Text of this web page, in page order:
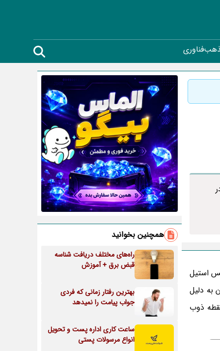
فناوری
کاربرد های ورق استیل 316 در
ترین گرید استنلس استیل
به دلیل
زیبایی شناختی و نقطه ذوب
همچنین بخوانید
راه‌های مختلف دریافت شناسه
قبض برق + آموزش
بهترین رفتار زمانی که فردی
جواب پیامت را نمیدهد
ساعت کاری اداره پست و تحویل
انواع مرسولات پستی